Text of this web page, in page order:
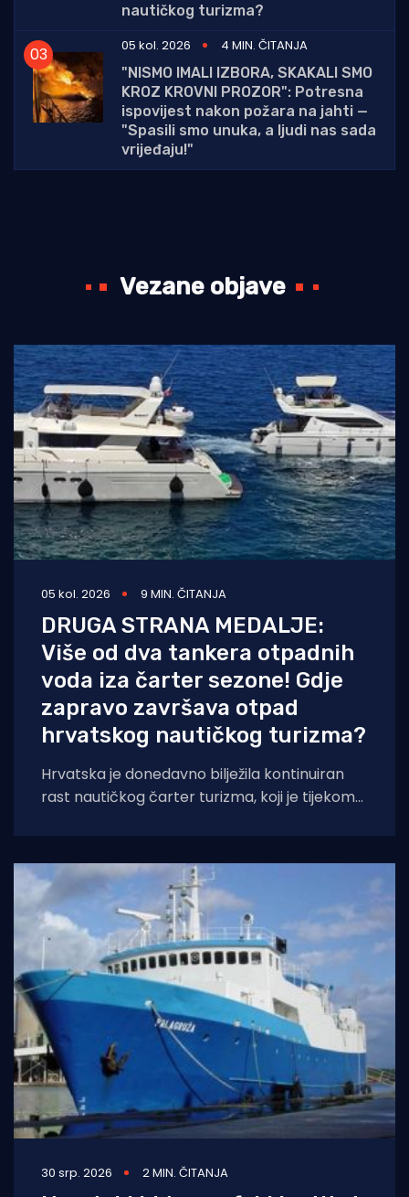
nautičkog turizma?
05 kol. 2026
4 MIN. ČITANJA
"NISMO IMALI IZBORA, SKAKALI SMO
KROZ KROVNI PROZOR": Potresna
ispovijest nakon požara na jahti —
"Spasili smo unuka, a ljudi nas sada
vrijeđaju!"
Vezane objave
05 kol. 2026 9 MIN. ČITANJA
DRUGA STRANA MEDALJE:
Više od dva tankera otpadnih
voda iza čarter sezone! Gdje
zapravo završava otpad
hrvatskog nautičkog turizma?
Hrvatska je donedavno bilježila kontinuiran
rast nautičkog čarter turizma, koji je tijekom
30 srp. 2026 2 MIN. ČITANJA